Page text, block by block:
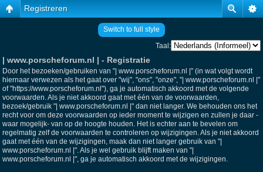
Registreren
Switch to full style
Taal:
| www.porscheforum.nl | - Registratie
Door het bezoeken/gebruiken van "| www.porscheforum.nl |" (in wat volgt wordt
hiernaar verwezen als het gaat over "wij", "ons", "onze", "| www.porscheforum.nl |"
of "https://www.porscheforum.nl"), ga je automatisch akkoord met de volgende
voorwaarden. Als je niet akkoord gaat met één van de voorwaarden,
bezoek/gebruik "| www.porscheforum.nl |" dan niet langer. We behouden ons het
recht voor om deze voorwaarden op ieder moment te wijzigen en zullen je daar -
waar mogelijk- van op de hoogte houden. Het is echter aan te bevelen om
regelmatig zelf de voorwaarden te controleren op wijzigingen. Als je niet akkoord
gaat met één van de wijzigingen, maak dan niet langer gebruik van "|
www.porscheforum.nl |". Als je wel gebruik blijft maken van "|
www.porscheforum.nl |", ga je automatisch akkoord met de wijzigingen.